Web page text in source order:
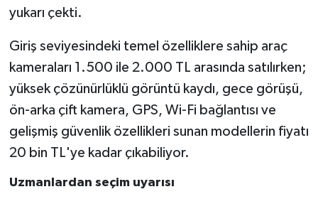
yukarı çekti.
Giriş seviyesindeki temel özelliklere sahip araç
kameraları 1.500 ile 2.000 TL arasında satılırken;
yüksek çözünürlüklü görüntü kaydı, gece görüşü,
ön-arka çift kamera, GPS, Wi-Fi bağlantısı ve
gelişmiş güvenlik özellikleri sunan modellerin fiyatı
20 bin TL'ye kadar çıkabiliyor.
Uzmanlardan seçim uyarısı